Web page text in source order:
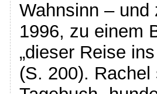
Wahnsinn – und
1996, zu einem
„dieser Reise
(S. 200).